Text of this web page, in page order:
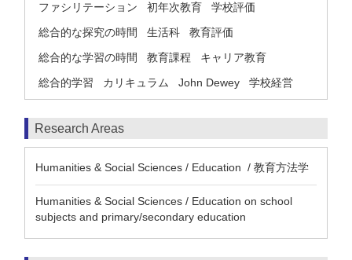
ファシリテーション 初年次教育
学校評価
総合的な探究の時間
生活科
教育評価
総合的な学習の時間
教育課程
キャリア教育
総合的学習
カリキュラム John Dewey 学校経営
Research Areas
Humanities & Social Sciences / Education / 教育方法学
Humanities & Social Sciences / Education on school
subjects and primary/secondary education